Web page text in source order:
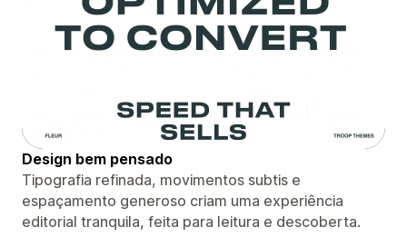
Design bem pensado
Tipografia refinada, movimentos subtis e
espaçamento generoso criam uma experiência
editorial tranquila, feita para leitura e descoberta.